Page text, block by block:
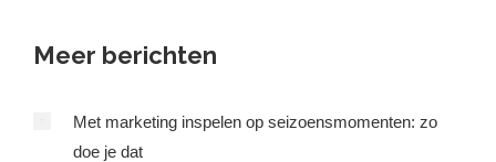
Meer berichten
Met marketing inspelen op seizoensmomenten: zo
doe je dat